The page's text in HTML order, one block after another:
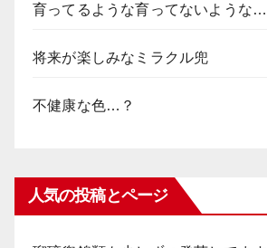
育ってるような育ってないような…
将来が楽しみなミラクル兜
不健康な色…？
人気の投稿とページ